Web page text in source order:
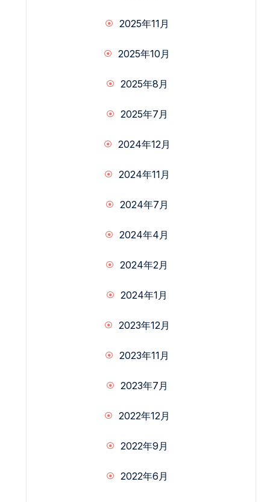
2025年11月
2025年10月
2025年8月
2025年7月
2024年12月
2024年11月
2024年7月
2024年4月
2024年2月
2024年1月
2023年12月
2023年11月
2023年7月
2022年12月
2022年9月
2022年6月